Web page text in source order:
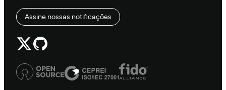
Assine nossas notificações